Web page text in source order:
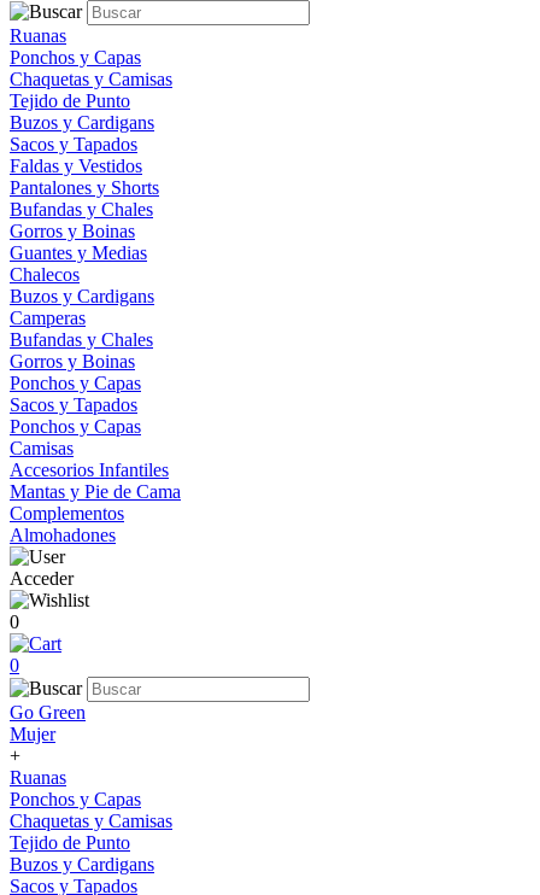
Ruanas
Ponchos y Capas
Chaquetas y Camisas
Tejido de Punto
Buzos y Cardigans
Sacos y Tapados
Faldas y Vestidos
Pantalones y Shorts
Bufandas y Chales
Gorros y Boinas
Guantes y Medias
Chalecos
Buzos y Cardigans
Camperas
Bufandas y Chales
Gorros y Boinas
Ponchos y Capas
Sacos y Tapados
Ponchos y Capas
Camisas
Accesorios Infantiles
Mantas y Pie de Cama
Complementos
Almohadones
Acceder
0
0
Go Green
Mujer
+
Ruanas
Ponchos y Capas
Chaquetas y Camisas
Tejido de Punto
Buzos y Cardigans
Sacos y Tapados